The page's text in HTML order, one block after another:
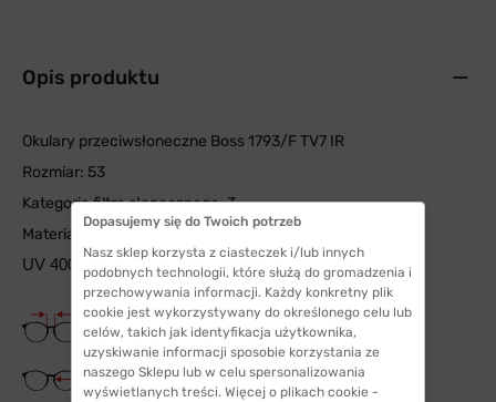
Opis produktu
Okulary przeciwsłoneczne Boss 1793/F TV7 IR
Rozmiar: 53
Kategoria filtra słonecznego: 3
Materiał soczewki: eko-poliester
UV 400
Szerokość mostka
20 mm
Szerokość szkła
53 mm
Dopasujemy się do Twoich potrzeb
Nasz sklep korzysta z ciasteczek i/lub innych
podobnych technologii, które służą do gromadzenia i
przechowywania informacji. Każdy konkretny plik
cookie jest wykorzystywany do określonego celu lub
celów, takich jak identyfikacja użytkownika,
uzyskiwanie informacji sposobie korzystania ze
naszego Sklepu lub w celu spersonalizowania
wyświetlanych treści. Więcej o plikach cookie -